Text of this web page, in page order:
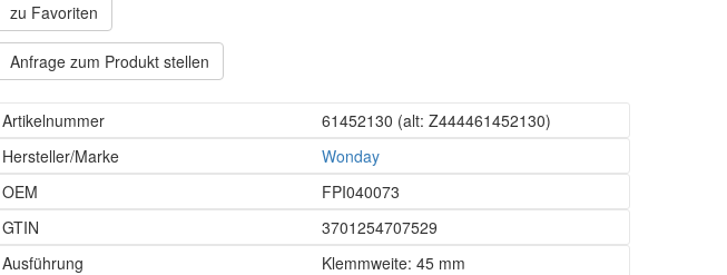
zu Favoriten
Anfrage zum Produkt stellen
Artikelnummer 61452130 (alt: Z444461452130)
Hersteller/Marke
Wonday
OEM
FPI040073
GTIN
3701254707529
Ausführung
Klemmweite: 45 mm